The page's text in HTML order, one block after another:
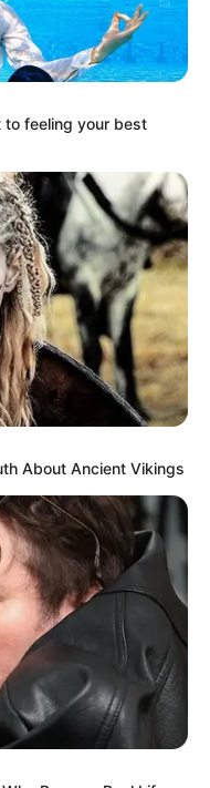
feeling your best
About Ancient Vikings